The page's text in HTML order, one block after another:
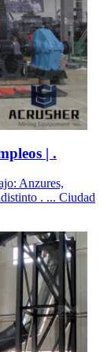
| .
Anzures,
. ... Ciudad